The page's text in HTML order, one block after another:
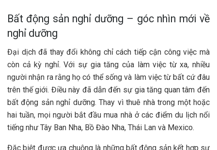
Bất động sản nghỉ dưỡng – góc nhìn mới về
nghỉ dưỡng
Đại dịch đã thay đổi không chỉ cách tiếp cận công việc mà
còn cả kỳ nghỉ. Với sự gia tăng của làm việc từ xa, nhiều
người nhận ra rằng họ có thể sống và làm việc từ bất cứ đâu
trên thế giới. Điều này đã dẫn đến sự gia tăng quan tâm đến
bất động sản nghỉ dưỡng. Thay vì thuê nhà trong một hoặc
hai tuần, mọi người bắt đầu mua nhà ở các điểm du lịch nổi
tiếng như Tây Ban Nha, Bồ Đào Nha, Thái Lan và Mexico.
Đặc biệt được ưa chuộng là những bất động sản kết hợp sự